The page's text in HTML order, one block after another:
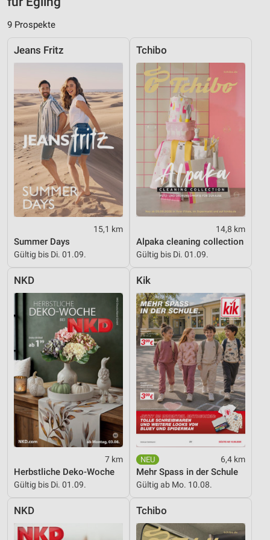
9 Prospekte
Jeans Fritz
15,1 km
Summer Days
Gültig bis Di. 01.09.
Tchibo
14,8 km
Alpaka cleaning collection
Gültig bis Di. 01.09.
NKD
7 km
Herbstliche Deko-Woche
Gültig bis Di. 01.09.
Kik
6,4 km
Mehr Spass in der Schule
Gültig ab Mo. 10.08.
NKD Tchibo
Erstellung von Profilen zur Personalisierung
von Inhalten
Verwendung von Profilen zur Auswahl
personalisierter Inhalte
Messung der Werbeleistung
Messung der Performance von Inhalten
Analyse von Zielgruppen durch Statistiken oder
Kombinationen von Daten aus verschiedenen
Quellen
Entwicklung und Verbesserung der Angebote
Verwendung reduzierter Daten zur Auswahl von
Inhalten
Verwendung genauer Standortdaten
Informationen identifizieren
Nicht-IAB-Verarbeitungszwecke:
Notwendig
Performance
Funktional
Werbung